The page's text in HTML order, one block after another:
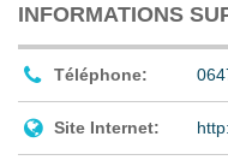
INFORMATIONS
Téléphone:
Site Internet: